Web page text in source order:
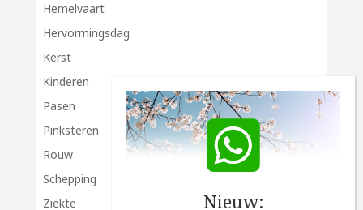
Hemelvaart
Hervormingsdag
Kerst
Kinderen
Pasen
Pinksteren
Rouw
Schepping
Ziekte
Nieuw: